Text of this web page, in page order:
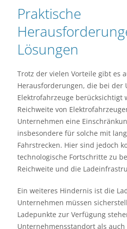
Praktische
Lösungen
Trotz der vielen Vorteile gibt es
Herausforderungen, die bei der
Elektrofahrzeuge berücksichtigt
Reichweite von
Unternehmen eine
insbesondere für solche mit
Fahrstrecken. Hier sind jedoch
technologische Fortschritte zu
Reichweite und die
Ein weiteres Hindernis ist die
Unternehmen müssen
Ladepunkte zur Verfügung
Unternehmensstandort als auch